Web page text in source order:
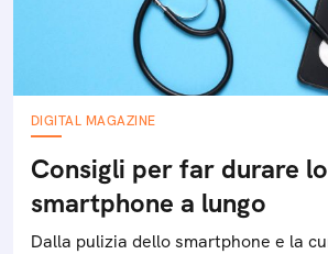
DIGITAL MAGAZINE
Consigli per far durare lo
smartphone a lungo
Dalla pulizia dello smartphone e la